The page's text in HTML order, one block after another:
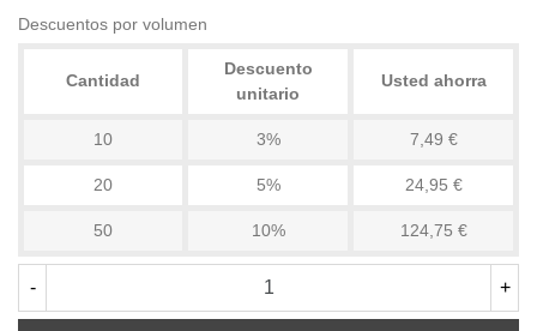
Descuentos por volumen
Cantidad
Descuento
unitario
Usted ahorra
10 3% 7,49 €
20 5% 24,95 €
50 10% 124,75 €
- +